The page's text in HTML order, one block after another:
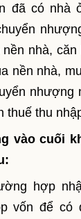
đã có nhà
nhà, căn
nền nhà,
nhượng
thuế thu
vào cuối
hợp
vốn để có